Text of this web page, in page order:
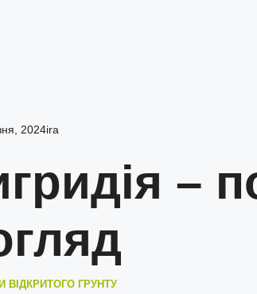
2024ira
–
ВІДКРИТОГО ГРУНТУ